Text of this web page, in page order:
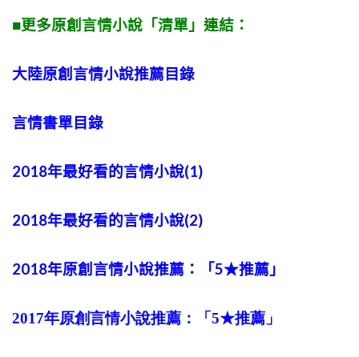
■更多原創言情小說「清單」連結：
大陸原創言情小說推薦目錄
言情書單目錄
2018年最好看的言情小說(1)
2018年最好看的言情小說(2)
2018年原創言情小說推薦：「5★推薦」
2017年原創言情小說推薦：「5★推薦」